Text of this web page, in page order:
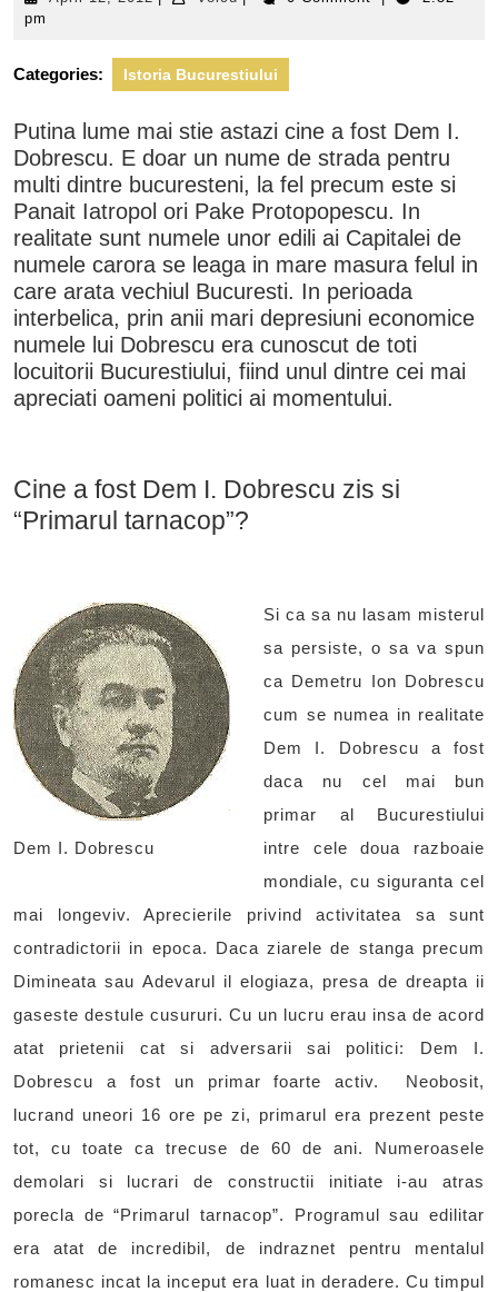
pm
Categories: Istoria Bucurestiului
Putina lume mai stie astazi cine a fost Dem I.
Dobrescu. E doar un nume de strada pentru
multi dintre bucuresteni, la fel precum este si
Panait Iatropol ori Pake Protopopescu. In
realitate sunt numele unor edili ai Capitalei de
numele carora se leaga in mare masura felul in
care arata vechiul Bucuresti. In perioada
interbelica, prin anii mari depresiuni economice
numele lui Dobrescu era cunoscut de toti
locuitorii Bucurestiului, fiind unul dintre cei mai
apreciati oameni politici ai momentului.
Cine a fost Dem I. Dobrescu zis si
“Primarul tarnacop”?
Dem I. Dobrescu
Si ca sa nu lasam misterul
sa persiste, o sa va spun
ca Demetru Ion Dobrescu
cum se numea in realitate
Dem I. Dobrescu a fost
daca nu cel mai bun
primar al Bucurestiului
intre cele doua razboaie
mondiale, cu siguranta cel
mai longeviv. Aprecierile privind activitatea sa sunt
contradictorii in epoca. Daca ziarele de stanga precum
Dimineata sau Adevarul il elogiaza, presa de dreapta ii
gaseste destule cusururi. Cu un lucru erau insa de acord
atat prietenii cat si adversarii sai politici: Dem I.
Dobrescu a fost un primar foarte activ. Neobosit,
lucrand uneori 16 ore pe zi, primarul era prezent peste
tot, cu toate ca trecuse de 60 de ani. Numeroasele
demolari si lucrari de constructii initiate i-au atras
porecla de “Primarul tarnacop”. Programul sau edilitar
era atat de incredibil, de indraznet pentru mentalul
romanesc incat la inceput era luat in deradere. Cu timpul